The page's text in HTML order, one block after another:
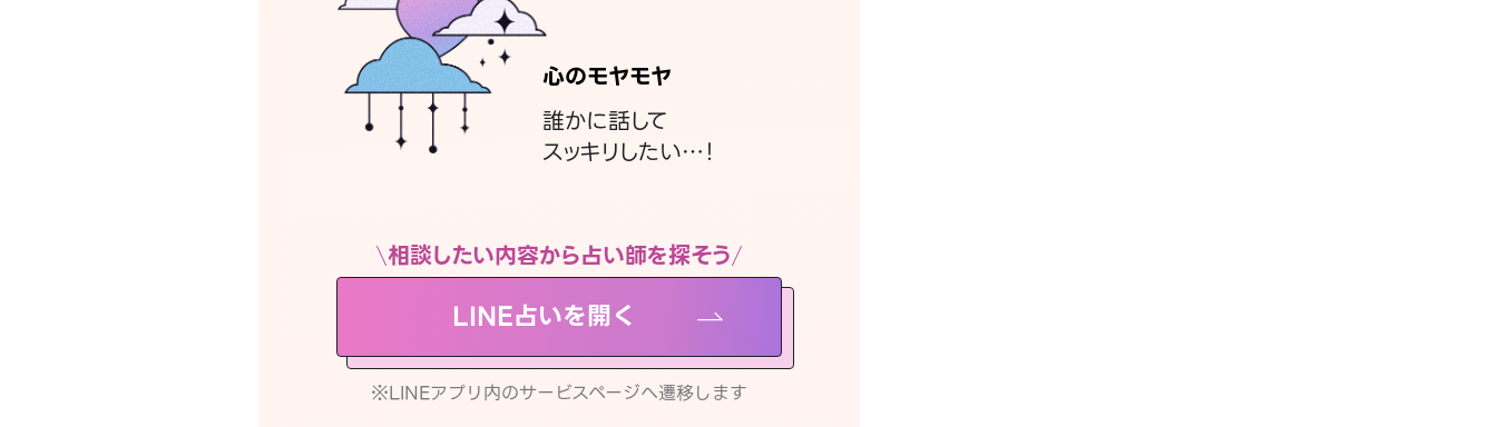
心のモヤモヤ
誰かに話して
スッキリしたい…！
相談したい内容から占い師を探そう
LINE占いを開く
※LINEアプリ内のサービスページへ遷移します